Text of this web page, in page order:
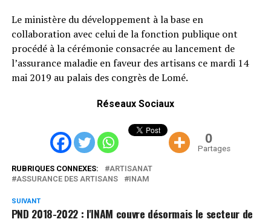
Le ministère du développement à la base en
collaboration avec celui de la fonction publique ont
procédé à la cérémonie consacrée au lancement de
l’assurance maladie en faveur des artisans ce mardi 14
mai 2019 au palais des congrès de Lomé.
Réseaux Sociaux
0
Partages
RUBRIQUES CONNEXES:
ARTISANAT
ASSURANCE DES ARTISANS
INAM
SUIVANT
PND 2018-2022 : l'INAM couvre désormais le secteur de